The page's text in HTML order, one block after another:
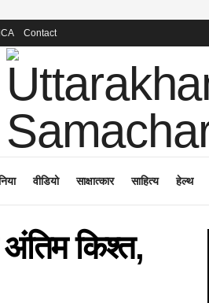
Contact
वीडियो साक्षात्कार साहित्य हेल्थ
किश्त,